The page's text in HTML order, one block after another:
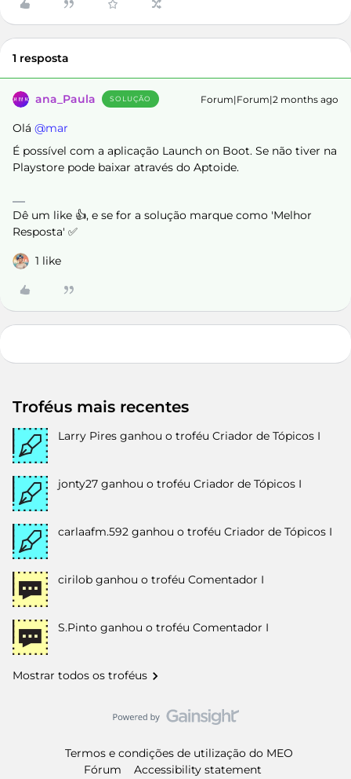
1 resposta
ana_Paula SOLUÇÃO Forum|Forum|2 months ago
Olá ​ @mar
É possível com a aplicação Launch on Boot. Se não tiver na
Playstore pode baixar através do Aptoide.
Dê um like 👍, e se for a solução marque como 'Melhor
Resposta' ✅
1 like
Troféus mais recentes
Larry Pires ganhou o troféu Criador de Tópicos I
jonty27 ganhou o troféu Criador de Tópicos I
carlaafm.592 ganhou o troféu Criador de Tópicos I
cirilob ganhou o troféu Comentador I
S.Pinto ganhou o troféu Comentador I
Mostrar todos os troféus
Termos e condições de utilização do MEO
Fórum
Accessibility statement